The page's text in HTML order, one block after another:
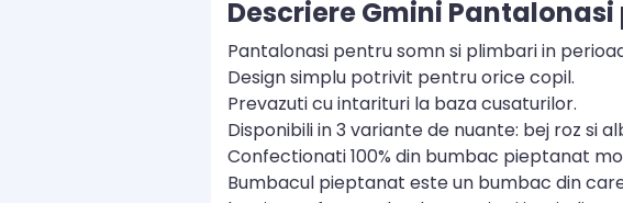
Descriere Gmini
Pantalonasi pentru somn si plimbari in
Design simplu potrivit pentru orice copil.
Prevazuti cu intarituri la baza cusaturilor.
Disponibili in 3 variante de nuante: bej roz si
Confectionati 100% din bumbac pieptanat
Bumbacul pieptanat este un bumbac din